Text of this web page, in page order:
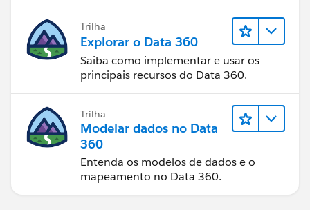
Trilha
Explorar o Data 360
Saiba como implementar e usar os
principais recursos do Data 360.
Trilha
Modelar dados no Data
360
Entenda os modelos de dados e o
mapeamento no Data 360.